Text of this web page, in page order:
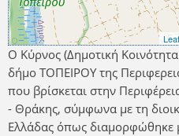
Ο Κύρνος (Δημοτική
δήμο ΤΟΠΕΙΡΟΥ της
που βρίσκεται στην
- Θράκης, σύμφωνα με τη
Ελλάδας όπως διαμορφώθηκε